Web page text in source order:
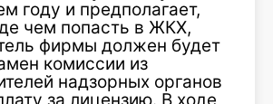
году и предполагает,
чем попасть в ЖКХ,
фирмы должен будет
комиссии из
надзорных органов